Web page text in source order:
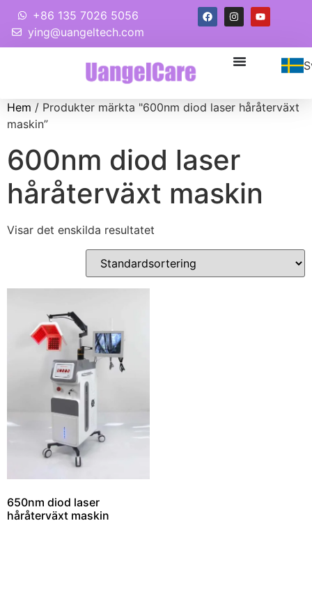
+86 135 7026 5056
ying@uangeltech.com
Hem / Produkter märkta "600nm diod laser håråterväxt
maskin”
600nm diod laser
håråterväxt maskin
Visar det enskilda resultatet
650nm diod laser
håråterväxt maskin